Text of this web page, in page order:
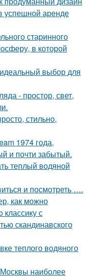
успешной аренде
старинного
в которой
выбор для
- простор, свет,
стильно,
1974 года,
и почти забытый.
теплый водяной
и посмотреть ….
как можно
с
скандинавского
теплого водяного
Москвы наиболее